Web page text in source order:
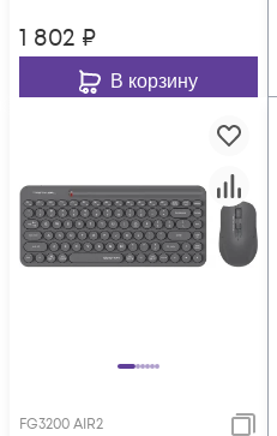
1 802 ₽
В корзину
FG3200 AIR2